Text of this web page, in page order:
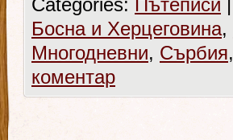
Categories: Пътеписи |
Босна и Херцеговина,
Многодневни, Сърбия,
коментар